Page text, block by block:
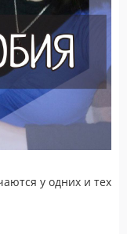
у одних и тех